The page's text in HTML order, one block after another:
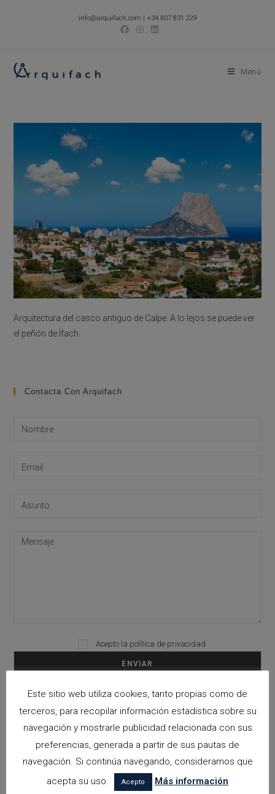
info@arquifach.com | +34 607 831 229
Menú
Arquitectura del casco antiguo de Calpe. A lo lejos se puede ver
el peñón de Ifach.
Contacta Con Arquifach
Acepto la política de privacidad
arquitectora espacios biofilicos
Arquitectos en Altea
Este sitio web utiliza cookies, tanto propias como de
terceros, para recopilar información estadística sobre su
navegación y mostrarle publicidad relacionada con sus
preferencias, generada a partir de sus pautas de
navegación. Si continúa navegando, consideramos que
acepta su uso.
Acepto Más información